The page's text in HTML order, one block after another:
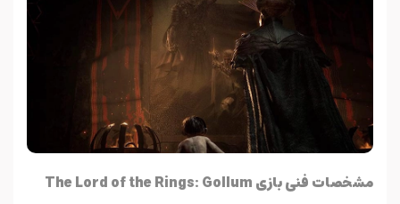
مشخصات فنی بازی The Lord of the Rings: Gollum